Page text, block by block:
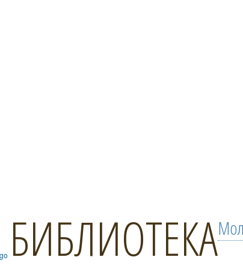
БИБЛИОТЕКА